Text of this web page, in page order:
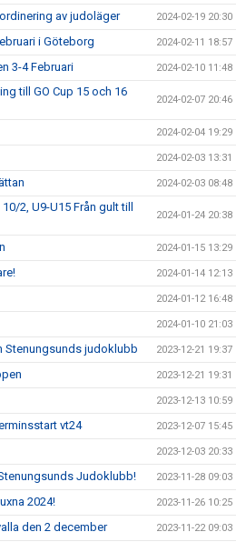
av judoläger 2024-02-19 20:30
i Göteborg 2024-02-11 18:57
3-4 Februari 2024-02-10 11:48
till GO Cup 15 och 16
2024-02-07 20:46
2024-02-04 19:29
2024-02-03 13:31
2024-02-03 08:48
2, U9-U15 Från gult till
2024-01-24 20:38
2024-01-15 13:29
2024-01-14 12:13
2024-01-12 16:48
2024-01-10 21:03
Stenungsunds judoklubb 2023-12-21 19:37
2023-12-21 19:31
2023-12-13 10:59
vt24 2023-12-07 15:45
2023-12-03 20:33
Judoklubb! 2023-11-28 09:03
2024! 2023-11-26 10:25
den 2 december 2023-11-22 09:03